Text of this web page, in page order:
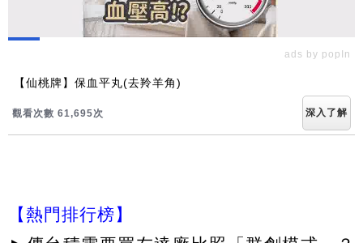
ads by popIn
【仙桃牌】保血平丸(去羚羊角)
觀看次數 61,695次 深入了解
【熱門排行榜】